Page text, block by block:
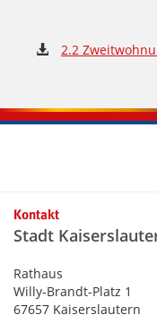
2.2
Kontakt
Stadt
Rathaus
Willy-Brandt-Platz 1
67657 Kaiserslautern